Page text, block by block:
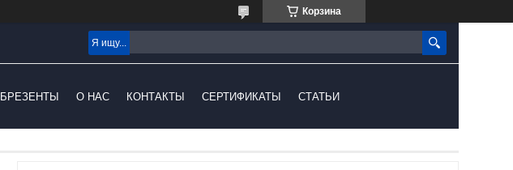
Корзина
БРЕЗЕНТЫ О НАС КОНТАКТЫ СЕРТИФИКАТЫ СТАТЬИ